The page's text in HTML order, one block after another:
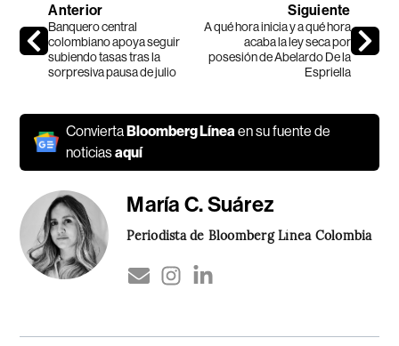
Anterior
Banquero central
colombiano apoya seguir
subiendo tasas tras la
sorpresiva pausa de julio
Siguiente
A qué hora inicia y a qué hora
acaba la ley seca por
posesión de Abelardo De la
Espriella
ConviertaBloomberg Línea en su fuente de
noticiasaquí
María C. Suárez
Periodista de Bloomberg Línea Colombia